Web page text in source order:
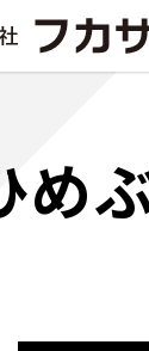
ひめ